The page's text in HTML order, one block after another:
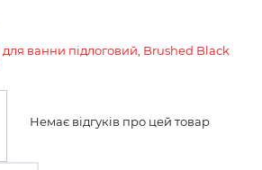
ванни підлоговий, Brushed Black
Немає відгуків про цей товар